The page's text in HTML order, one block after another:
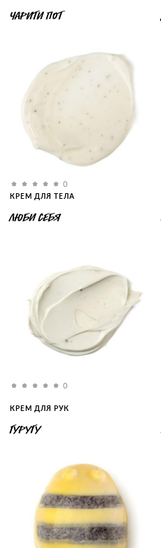
ЧАРИТИ ПОТ
0
КРЕМ ДЛЯ ТЕЛА
ЛЮБИ СЕБЯ
0
КРЕМ ДЛЯ РУК
ГУРУГУ